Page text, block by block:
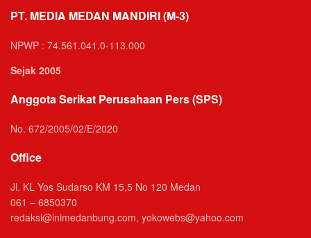
PT. MEDIA MEDAN MANDIRI (M-3)
NPWP : 74.561.041.0-113.000
Sejak 2005
Anggota Serikat Perusahaan Pers (SPS)
No. 672/2005/02/E/2020
Office
Jl. KL Yos Sudarso KM 15,5 No 120 Medan
061 – 6850370
redaksi@inimedanbung.com, yokowebs@yahoo.com